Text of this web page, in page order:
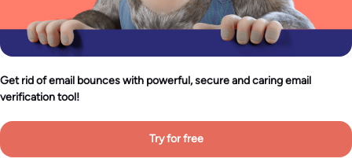
Get rid of email bounces with powerful, secure and caring email
verification tool!
Try for free